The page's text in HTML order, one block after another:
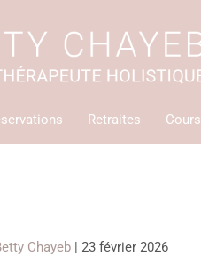
Retraites Cours
Chayeb | 23 février 2026